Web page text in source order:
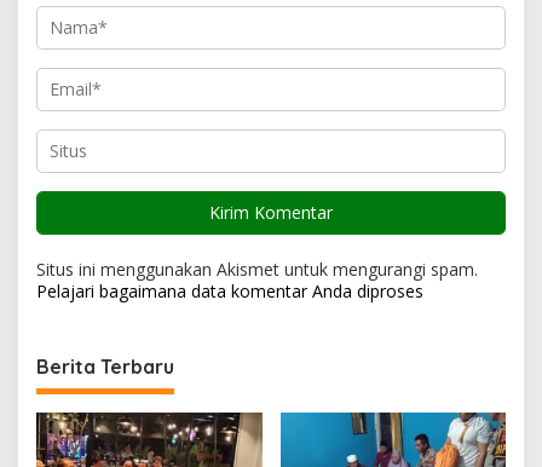
Situs ini menggunakan Akismet untuk mengurangi spam.
Pelajari bagaimana data komentar Anda diproses
Berita Terbaru